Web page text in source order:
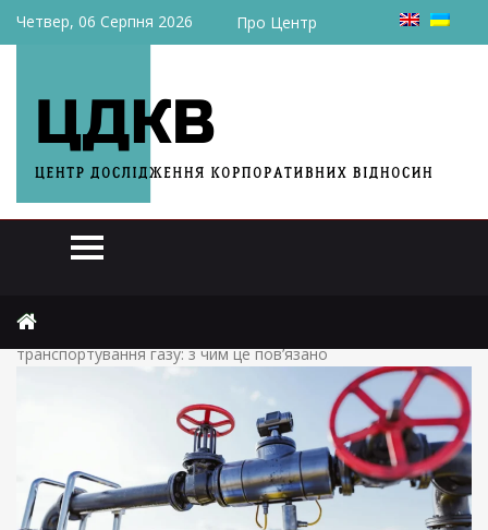
Четвер, 06 Серпня 2026 Про Центр
В Україні в чотири рази зростуть тарифи на
транспортування газу: з чим це пов’язано